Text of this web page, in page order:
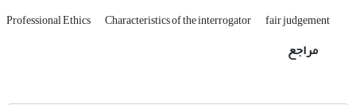
Professional Ethics Characteristics of the interrogator fair judgement
مراجع